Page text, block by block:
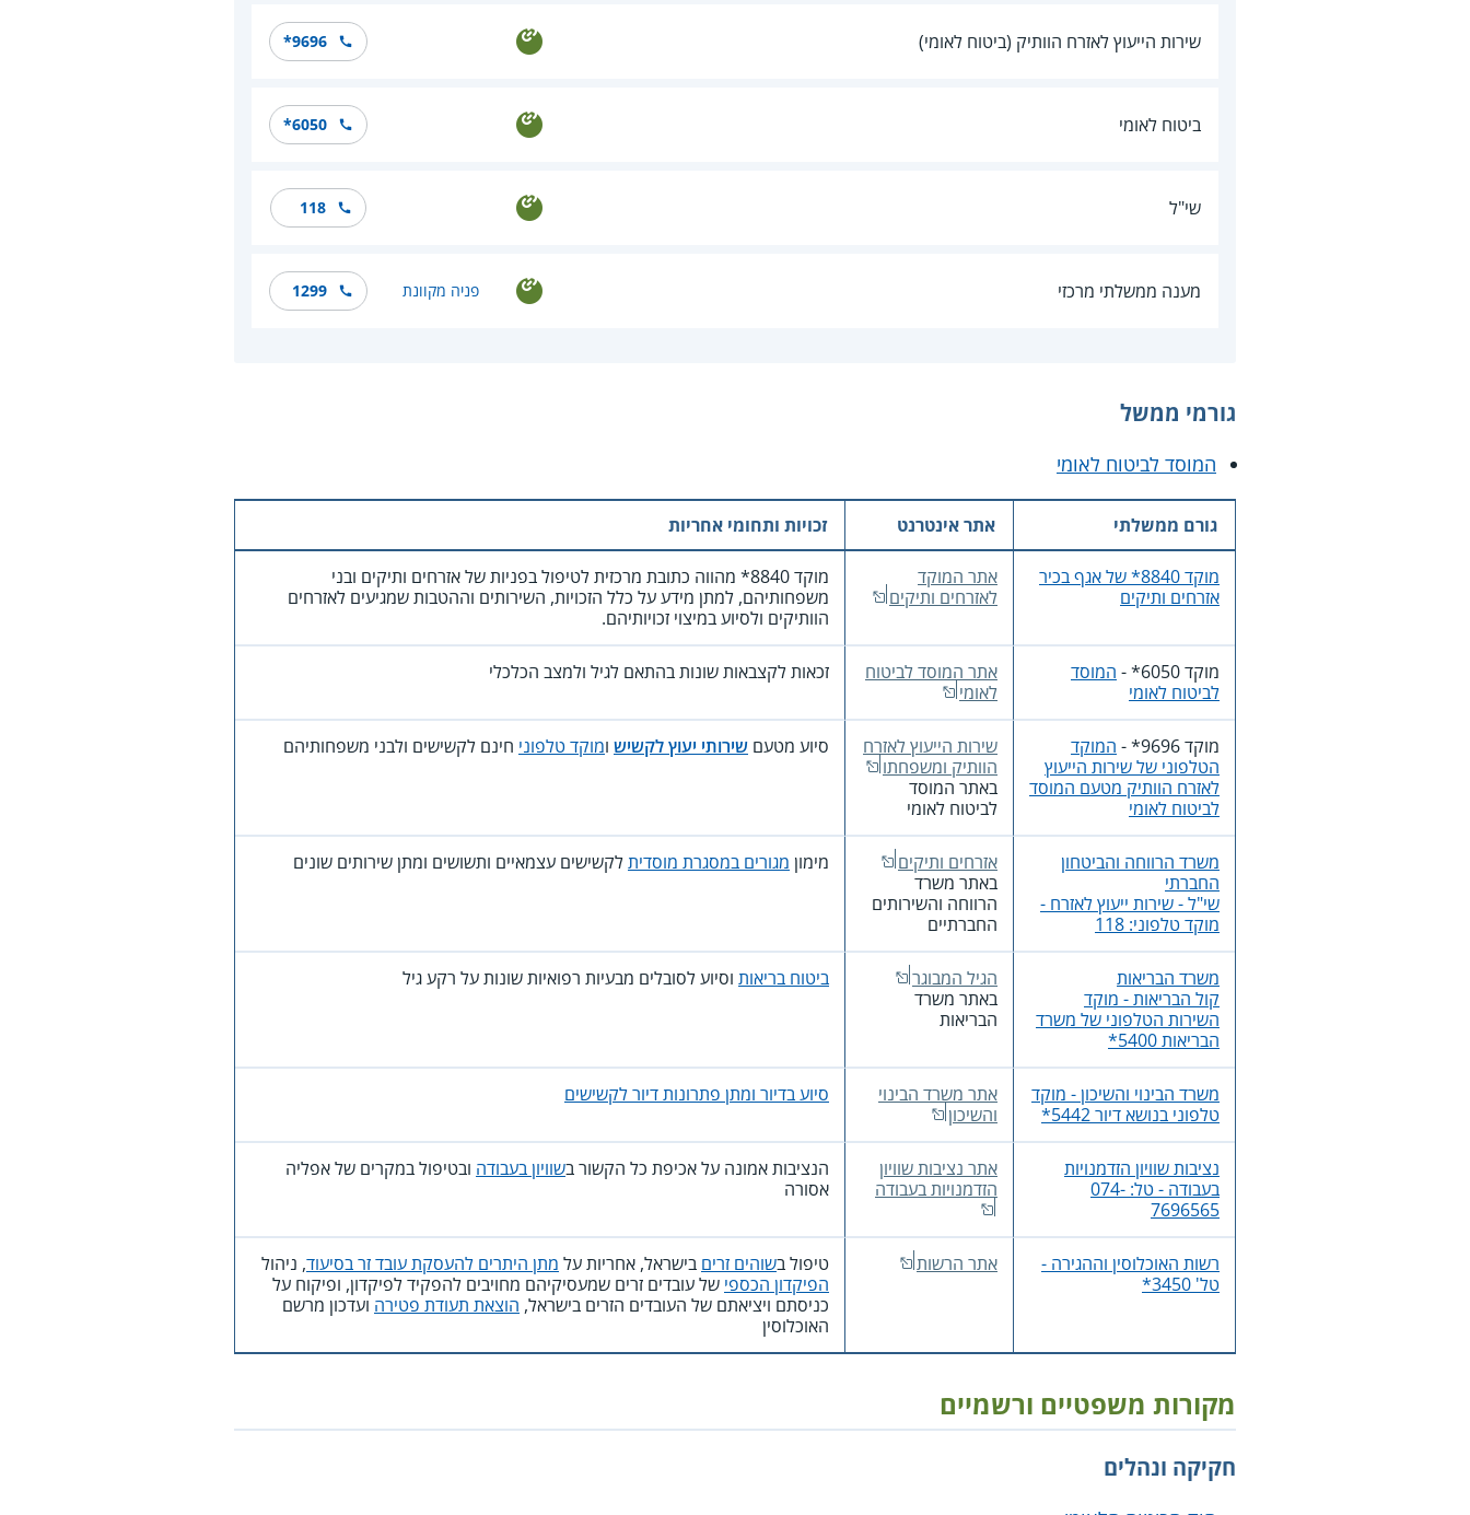
שירות הייעוץ לאזרח הוותיק (ביטוח לאומי) *9696
ביטוח לאומי *6050
שי"ל 118
מענה ממשלתי מרכזי פניה מקוונת 1299
גורמי ממשל
המוסד לביטוח לאומי
גורם ממשלתי אתר אינטרנט זכויות ותחומי אחריות
מוקד 8840* של אגף בכיר
אזרחים ותיקים
אתר המוקד
לאזרחים ותיקים
מוקד*8840 מהווה כתובת מרכזית לטיפול בפניות של אזרחים ותיקים ובני
משפחותיהם, למתן מידע על כלל הזכויות, השירותים וההטבות שמגיעים לאזרחים
הוותיקים ולסיוע במיצוי זכויותיהם.
מוקד*6050
- המוסד
לביטוח לאומי
אתר המוסד לביטוח
לאומי
זכאות לקצבאות שונות בהתאם לגיל ולמצב הכלכלי
מוקד*9696
- המוקד
הטלפוני של שירות הייעוץ
לאזרח הוותיק מטעם המוסד
לביטוח לאומי
שירות הייעוץ לאזרח
הוותיק ומשפחתו
באתר המוסד
לביטוח לאומי
סיוע מטעם שירותי יעוץ לקשיש ומוקד טלפוני חינם לקשישים ולבני משפחותיהם
משרד הרווחה והביטחון
החברתי
שי"ל - שירות ייעוץ לאזרח -
מוקד טלפוני: 118
אזרחים ותיקים
באתר משרד
הרווחה והשירותים
החברתיים
מימון מגורים במסגרת מוסדיתלקשישים עצמאיים ותשושים ומתן שירותים שונים
משרד הבריאות
קול הבריאות - מוקד
השירות הטלפוני של משרד
הבריאות 5400*
הגיל המבוגר
באתר משרד
הבריאות
ביטוח בריאות וסיוע לסובלים מבעיות רפואיות שונות על רקע גיל
משרד הבינוי והשיכון - מוקד
טלפוני בנושא דיור 5442*
אתר משרד הבינוי
והשיכון
סיוע בדיור ומתן פתרונות דיור לקשישים
נציבות שוויון הזדמנויות
בעבודה - טל: 074-
7696565
אתר נציבות שוויון
הזדמנויות בעבודה
הנציבות אמונה על אכיפת כל הקשור בשוויון בעבודה ובטיפול במקרים של אפליה
אסורה
רשות האוכלוסין וההגירה -
טל' ‎3450*
אתר הרשות טיפול בשוהים זרים בישראל, אחריות על מתן היתרים להעסקת עובד זר בסיעוד, ניהול
הפיקדון הכספי של עובדים זרים שמעסיקיהם מחויבים להפקיד לפיקדון, ופיקוח על
כניסתם ויציאתם של העובדים הזרים בישראל, הוצאת תעודת פטירה ועדכון מרשם
האוכלוסין
מקורות משפטיים ורשמיים
חקיקה ונהלים